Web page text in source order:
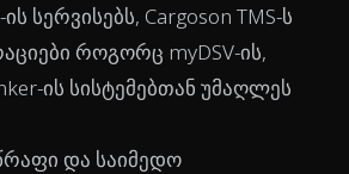
სერვისებს, Cargoson TMS-ს
როგორც myDSV-ის,
ის სისტემებთან უმაღლეს
და საიმედო